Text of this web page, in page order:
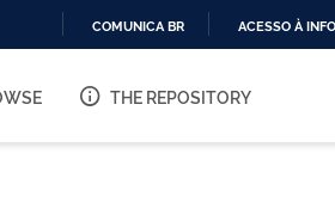
O
COMUNICA BR ACESSO À
THE REPOSITORY